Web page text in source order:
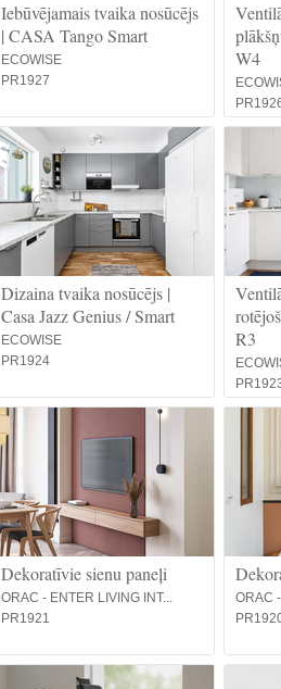
Iebūvējamais tvaika nosūcējs
| CASA Tango Smart
ECOWISE
PR1927
W4
Dizaina tvaika nosūcējs |
Casa Jazz Genius / Smart
ECOWISE
PR1924
R3
Dekoratīvie sienu paneļi
ORAC - ENTER LIVING INT...
PR1921
ORAC